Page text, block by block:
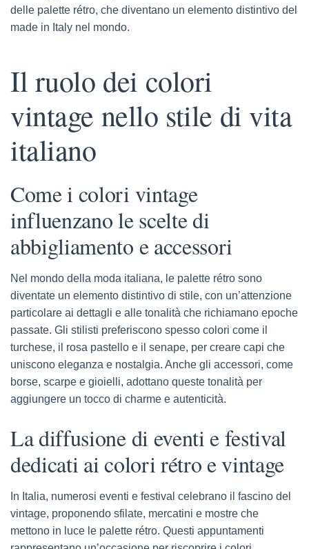
delle palette rétro, che diventano un elemento distintivo del
made in Italy nel mondo.
Il ruolo dei colori
vintage nello stile di vita
italiano
Come i colori vintage
influenzano le scelte di
abbigliamento e accessori
Nel mondo della moda italiana, le palette rétro sono
diventate un elemento distintivo di stile, con un’attenzione
particolare ai dettagli e alle tonalità che richiamano epoche
passate. Gli stilisti preferiscono spesso colori come il
turchese, il rosa pastello e il senape, per creare capi che
uniscono eleganza e nostalgia. Anche gli accessori, come
borse, scarpe e gioielli, adottano queste tonalità per
aggiungere un tocco di charme e autenticità.
La diffusione di eventi e festival
dedicati ai colori rétro e vintage
In Italia, numerosi eventi e festival celebrano il fascino del
vintage, proponendo sfilate, mercatini e mostre che
mettono in luce le palette rétro. Questi appuntamenti